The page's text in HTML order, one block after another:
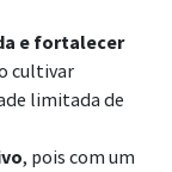
e fortalecer
cultivar
limitada de
, pois com um